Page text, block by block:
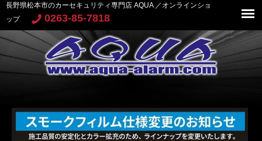
長野県松本市のカーセキュリティ専門店 AQUA ／オンラインショ
ップ
0263-85-7818